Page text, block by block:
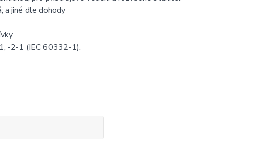
a jiné dle dohody
-2-1 (IEC 60332-1).